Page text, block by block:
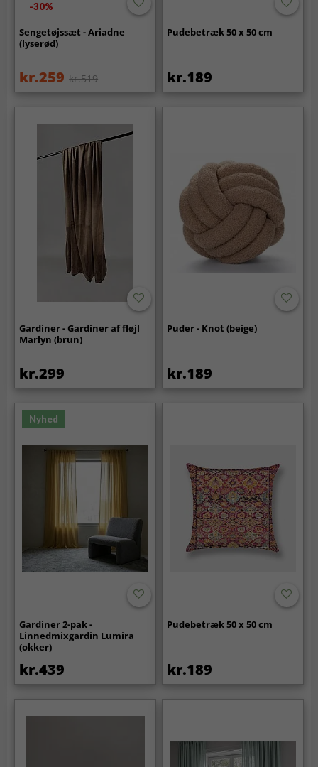
-30%
Sengetøjssæt - Ariadne
(lyserød)
kr.259 kr.519
Pudebetræk 50 x 50 cm
kr.189
Gardiner - Gardiner af fløjl
Marlyn (brun)
kr.299
Puder - Knot (beige)
kr.189
Nyhed
Gardiner 2-pak -
Linnedmixgardin Lumira
(okker)
kr.439
Pudebetræk 50 x 50 cm
kr.189